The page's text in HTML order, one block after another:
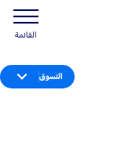
القائمة
التسوق